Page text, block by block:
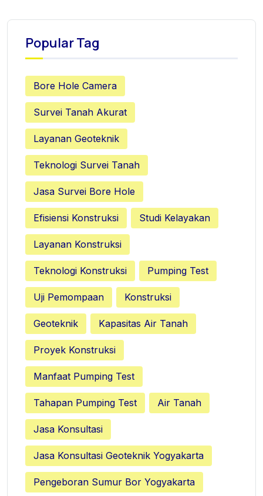
Popular Tag
Bore Hole Camera
Survei Tanah Akurat
Layanan Geoteknik
Teknologi Survei Tanah
Jasa Survei Bore Hole
Efisiensi Konstruksi Studi Kelayakan
Layanan Konstruksi
Teknologi Konstruksi Pumping Test
Uji Pemompaan Konstruksi
Geoteknik Kapasitas Air Tanah
Proyek Konstruksi
Manfaat Pumping Test
Tahapan Pumping Test Air Tanah
Jasa Konsultasi
Jasa Konsultasi Geoteknik Yogyakarta
Pengeboran Sumur Bor Yogyakarta